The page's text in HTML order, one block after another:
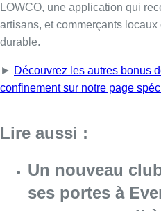
ses portes à
comme on voit à